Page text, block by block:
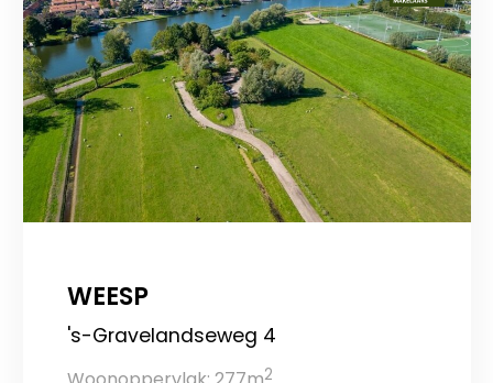
WEESP
's-Gravelandseweg 4
2